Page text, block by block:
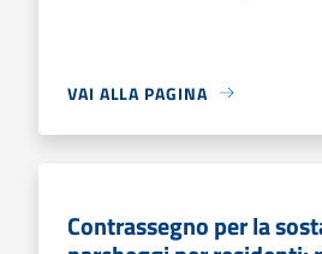
VAI ALLA PAGINA
Contrassegno per la